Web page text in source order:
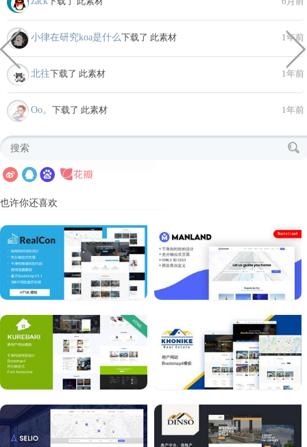
小律在研究koa是什么下载了 此素材 1年前
北往下载了 此素材 1年前
Oo。 下载了 此素材 1年前
也许你还喜欢